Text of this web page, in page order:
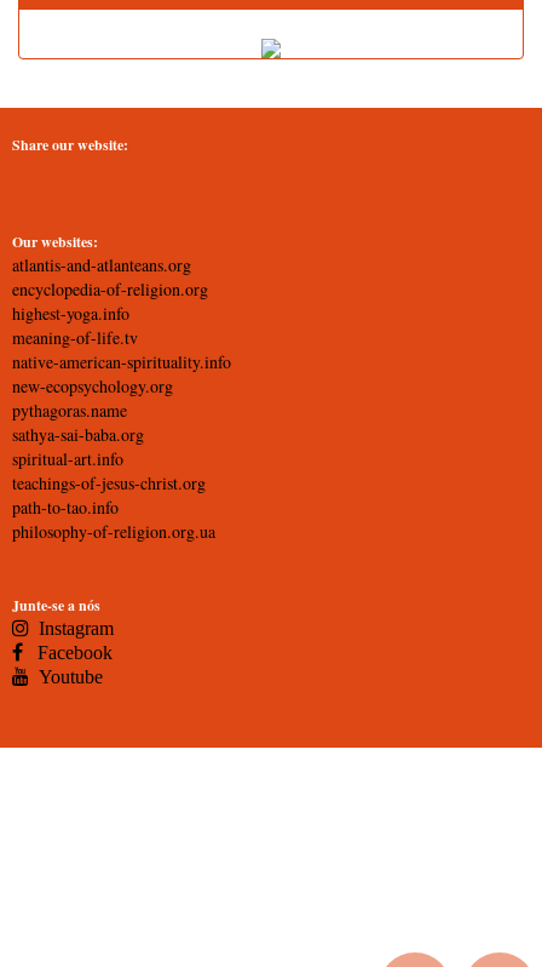
Share our website:
Our websites:
atlantis-and-atlanteans.org
encyclopedia-of-religion.org
highest-yoga.info
meaning-of-life.tv
native-american-spirituality.info
new-ecopsychology.org
pythagoras.name
sathya-sai-baba.org
spiritual-art.info
teachings-of-jesus-christ.org
path-to-tao.info
philosophy-of-religion.org.ua
Junte-se a nós
Instagram
Facebook
Youtube